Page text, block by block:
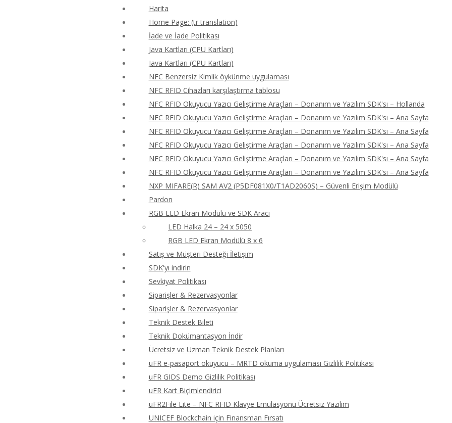
Harita
Home Page: (tr translation)
İade ve İade Politikası
Java Kartları (CPU Kartları)
Java Kartları (CPU Kartları)
NFC Benzersiz Kimlik öykünme uygulaması
NFC RFID Cihazları karşılaştırma tablosu
NFC RFID Okuyucu Yazıcı Geliştirme Araçları – Donanım ve Yazılım SDK'sı – Hollanda
NFC RFID Okuyucu Yazıcı Geliştirme Araçları – Donanım ve Yazılım SDK'sı – Ana Sayfa
NFC RFID Okuyucu Yazıcı Geliştirme Araçları – Donanım ve Yazılım SDK'sı – Ana Sayfa
NFC RFID Okuyucu Yazıcı Geliştirme Araçları – Donanım ve Yazılım SDK'sı – Ana Sayfa
NFC RFID Okuyucu Yazıcı Geliştirme Araçları – Donanım ve Yazılım SDK'sı – Ana Sayfa
NFC RFID Okuyucu Yazıcı Geliştirme Araçları – Donanım ve Yazılım SDK'sı – Ana Sayfa
NXP MIFARE(R) SAM AV2 (P5DF081X0/T1AD2060S) – Güvenli Erişim Modülü
Pardon
RGB LED Ekran Modülü ve SDK Aracı
LED Halka 24 – 24 x 5050
RGB LED Ekran Modülü 8 x 6
Satış ve Müşteri Desteği İletişim
SDK'yı indirin
Sevkiyat Politikası
Siparişler & Rezervasyonlar
Siparişler & Rezervasyonlar
Teknik Destek Bileti
Teknik Dokümantasyon İndir
Ücretsiz ve Uzman Teknik Destek Planları
uFR e-pasaport okuyucu – MRTD okuma uygulaması Gizlilik Politikası
uFR GIDS Demo Gizlilik Politikası
uFR Kart Biçimlendirici
uFR2File Lite – NFC RFID Klavye Emülasyonu Ücretsiz Yazılım
UNICEF Blockchain için Finansman Fırsatı